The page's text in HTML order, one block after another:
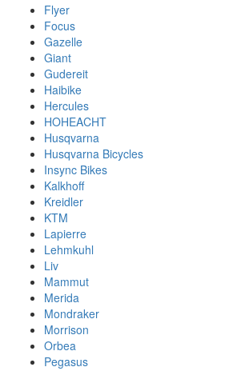
Flyer
Focus
Gazelle
Giant
Gudereit
Haibike
Hercules
HOHEACHT
Husqvarna
Husqvarna Bicycles
Insync Bikes
Kalkhoff
Kreidler
KTM
Lapierre
Lehmkuhl
Liv
Mammut
Merida
Mondraker
Morrison
Orbea
Pegasus